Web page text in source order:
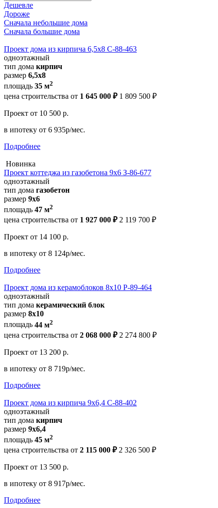
Дешевле
Дороже
Сначала небольшие дома
Сначала большие дома
Проект дома из кирпича 6,5х8 С-88-463
одноэтажный
тип дома кирпич
размер 6,5х8
площадь 35 м2
цена строительства от 1 645 000 ₽ 1 809 500 ₽
Проект от 10 500 р.
в ипотеку от 6 935р/мес.
Подробнее
Новинка
Проект коттеджа из газобетона 9х6 З-86-677
одноэтажный
тип дома газобетон
размер 9x6
площадь 47 м2
цена строительства от 1 927 000 ₽ 2 119 700 ₽
Проект от 14 100 р.
в ипотеку от 8 124р/мес.
Подробнее
Проект дома из керамоблоков 8х10 Р-89-464
одноэтажный
тип дома керамический блок
размер 8х10
площадь 44 м2
цена строительства от 2 068 000 ₽ 2 274 800 ₽
Проект от 13 200 р.
в ипотеку от 8 719р/мес.
Подробнее
Проект дома из кирпича 9х6,4 С-88-402
одноэтажный
тип дома кирпич
размер 9х6,4
площадь 45 м2
цена строительства от 2 115 000 ₽ 2 326 500 ₽
Проект от 13 500 р.
в ипотеку от 8 917р/мес.
Подробнее